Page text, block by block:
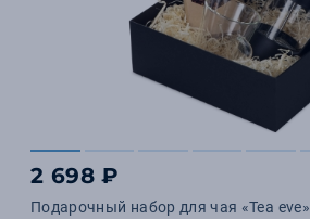
2 698 ₽
Подарочный набор для чая «Tea eve»